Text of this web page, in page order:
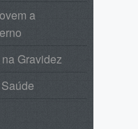
a
Gravidez